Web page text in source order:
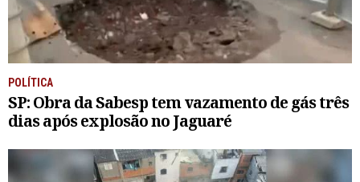
POLÍTICA
SP: Obra da Sabesp tem vazamento de gás três
dias após explosão no Jaguaré